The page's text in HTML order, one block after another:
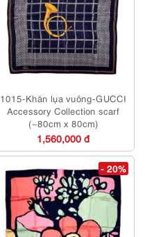
1015-Khăn lụa vuông-GUCCI
Accessory Collection scarf
(~80cm x 80cm)
1,560,000 đ
- 20%